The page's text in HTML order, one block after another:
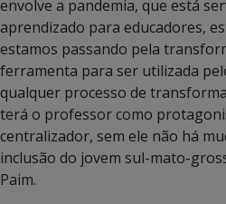
envolve a pandemia, que está
aprendizado para educadores,
estamos passando pela
ferramenta para ser utilizada
qualquer processo de
terá o professor como
centralizador, sem ele não há
inclusão do jovem sul-mato-
Paim.